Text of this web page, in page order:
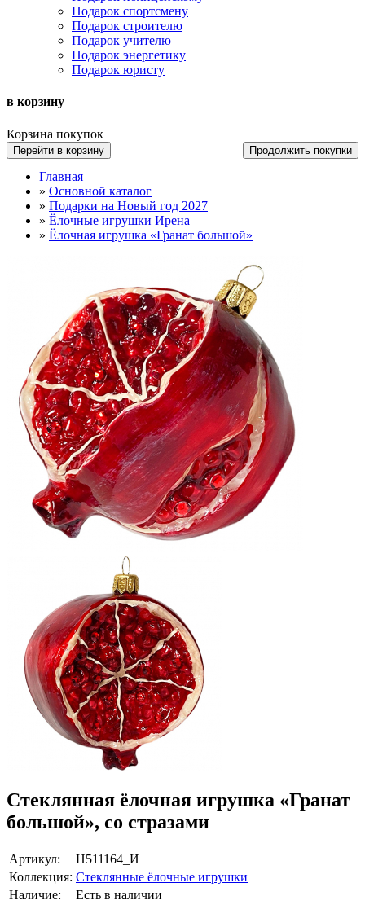
Подарок спортсмену
Подарок строителю
Подарок учителю
Подарок энергетику
Подарок юристу
в корзину
Корзина покупок
Перейти в корзину Продолжить покупки
Главная
» Основной каталог
» Подарки на Новый год 2027
» Ёлочные игрушки Ирена
» Ёлочная игрушка «Гранат большой»
Стеклянная ёлочная игрушка «Гранат
большой», со стразами
Артикул:
Н511164_И
Коллекция: Стеклянные ёлочные игрушки
Наличие:
Есть в наличии